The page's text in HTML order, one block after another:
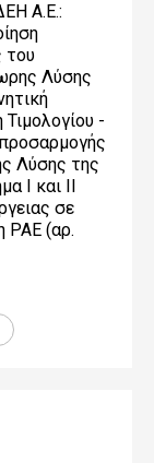
Α.Ε.:
του
Λύσης
-
Λύσης της
Ι και ΙΙ
σε
ΡΑΕ (αρ.